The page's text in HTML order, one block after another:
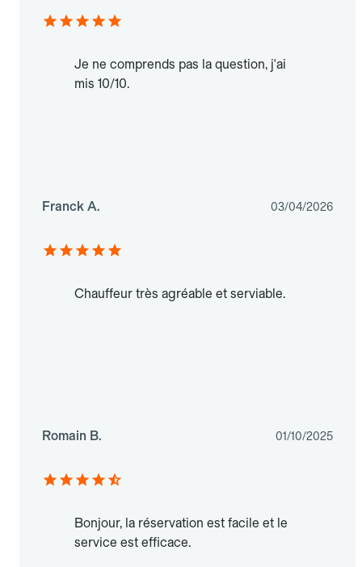
Je ne comprends pas la question, j'ai
mis 10/10.
Franck A. 03/04/2026
Chauffeur très agréable et serviable.
Romain B. 01/10/2025
Bonjour, la réservation est facile et le
service est efficace.